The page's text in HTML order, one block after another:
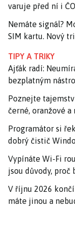
varuje před ní i
Nemáte signál?
SIM kartu. Nový
TIPY A TRIKY
Ajťák radí:
bezplatným
Poznejte
černé, oranžové
Programátor si
dobrý čistič
Vypínáte Wi-Fi
jsou důvody, proč
V říjnu 2026
máte jinou a